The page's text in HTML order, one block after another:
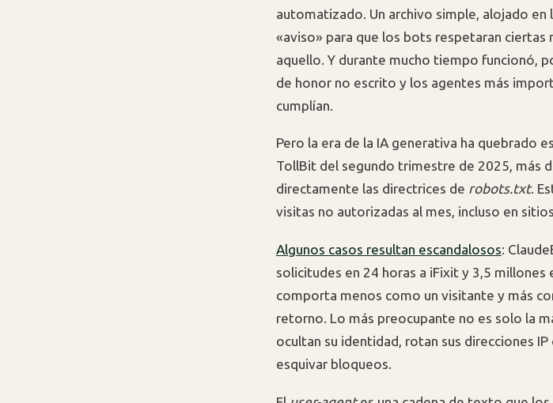
automatizado. Un archivo simple, alojado
«aviso» para que los bots respetaran ciertas
aquello. Y durante mucho tiempo funcionó,
de honor no escrito y los agentes más
cumplían.
Pero la era de la IA generativa ha quebrado
TollBit del segundo trimestre de 2025, más
directamente las directrices de robots.txt.
visitas no autorizadas al mes, incluso en
Algunos casos resultan escandalosos:
solicitudes en 24 horas a iFixit y 3,5 millones
comporta menos como un visitante y más
retorno. Lo más preocupante no es solo la
ocultan su identidad, rotan sus direcciones
esquivar bloqueos.